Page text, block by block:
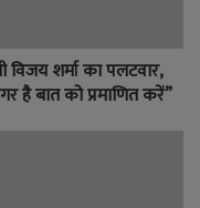
शर्मा का पलटवार,
है बात को प्रमाणित करें”